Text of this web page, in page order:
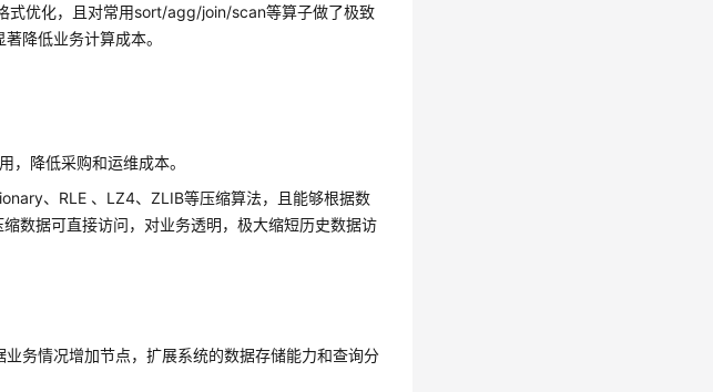
式优化，且对常用sort/agg/join/scan等算子做了极致
降低业务计算成本。
，降低采购和运维成本。
、RLE 、LZ4、ZLIB等压缩算法，且能够根据数
数据可直接访问，对业务透明，极大缩短历史数据访
务情况增加节点，扩展系统的数据存储能力和查询分